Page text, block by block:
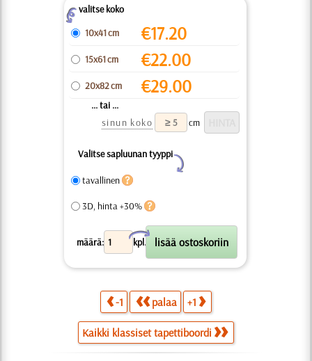
Zvalitse koko
10x41 cm
€17.20
15x61 cm €22.00
20x82 cm €29.00
... tai ...
sinun koko
cm
Valitse sapluunan tyyppi
Y
tavallinen
3D, hinta +30%
määrä: kpl.
X
-1 palaa +1
Kaikki klassiset tapettiboordi